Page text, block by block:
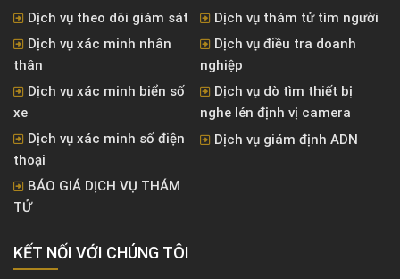
Dịch vụ theo dõi giám sát
Dịch vụ thám tử tìm người
Dịch vụ xác minh nhân
thân
Dịch vụ điều tra doanh
nghiệp
Dịch vụ xác minh biển số
xe
Dịch vụ dò tìm thiết bị
nghe lén định vị camera
Dịch vụ xác minh số điện
thoại
Dịch vụ giám định ADN
BÁO GIÁ DỊCH VỤ THÁM
TỬ
KẾT NỐI VỚI CHÚNG TÔI